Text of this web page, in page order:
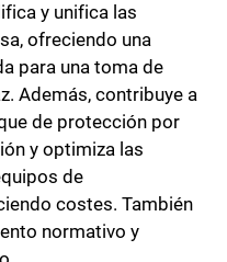
y unifica las
ofreciendo una
para una toma de
Además, contribuye a
de protección por
y optimiza las
de
costes. También
normativo y